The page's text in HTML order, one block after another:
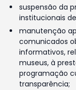
suspensão da
institucionais
manutenção
comunicados
informativos,
museus, à
programação
transparência;